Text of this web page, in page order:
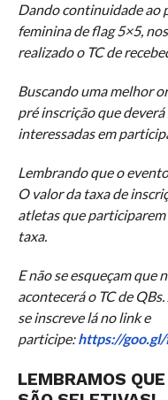
Dando continuidade ao
feminina de flag 5×5,
realizado o TC de
Buscando uma melhor
pré inscrição que
interessadas em
Lembrando que o
O valor da taxa de
atletas que
taxa.
E não se esqueçam que
acontecerá o TC de
se inscreve lá no link e
participe:https://
LEMBRAMOS